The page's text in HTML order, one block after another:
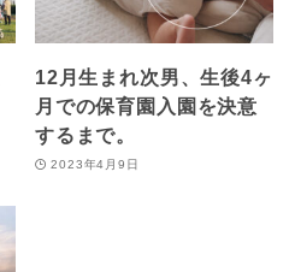
12月生まれ次男、生後4ヶ
月での保育園入園を決意
するまで。
2023年4月9日